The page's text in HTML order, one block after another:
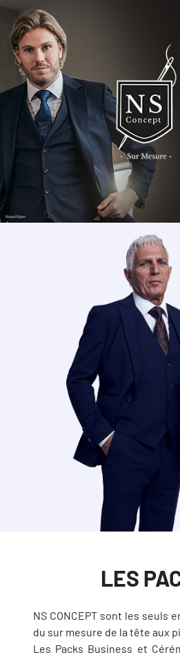
LES
NS CONCEPT sont les seuls
du sur mesure de la tête aux
Les Packs Business et